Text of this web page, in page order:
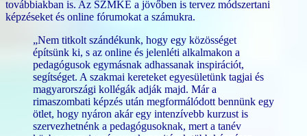
továbbiakban is. Az SZMKE a jövőben is tervez módszertani
képzéseket és online fórumokat a számukra.
„Nem titkolt szándékunk, hogy egy közösséget
építsünk ki, s az online és jelenléti alkalmakon a
pedagógusok egymásnak adhassanak inspirációt,
segítséget. A szakmai kereteket egyesületünk tagjai és
magyarországi kollégák adják majd. Már a
rimaszombati képzés után megformálódott bennünk egy
ötlet, hogy nyáron akár egy intenzívebb kurzust is
szervezhetnénk a pedagógusoknak, mert a tanév